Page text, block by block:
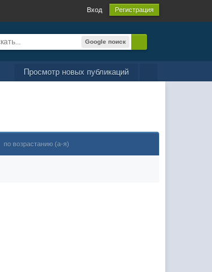
Вход Регистрация
Google поиск
Просмотр новых публикаций
по возрастанию (а-я)